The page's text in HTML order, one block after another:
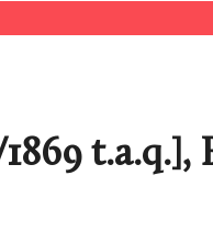
t.a.q.],